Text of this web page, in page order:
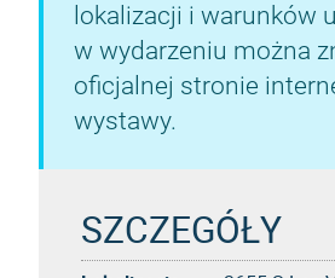
lokalizacji i warunków
w wydarzeniu można
oficjalnej stronie
wystawy.
SZCZEGÓŁY